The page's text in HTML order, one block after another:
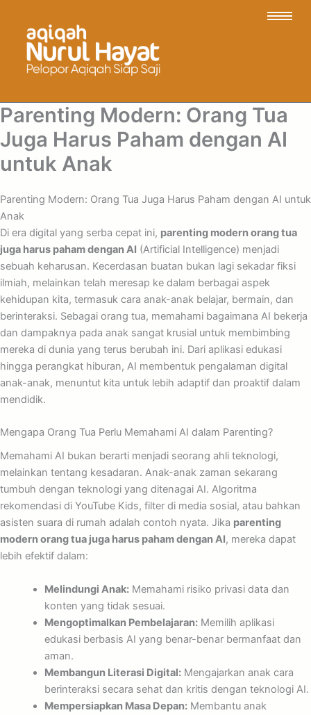
Parenting Modern: Orang Tua
Juga Harus Paham dengan AI
untuk Anak
Parenting Modern: Orang Tua Juga Harus Paham dengan AI untuk
Anak
Di era digital yang serba cepat ini, parenting modern orang tua
juga harus paham dengan AI (Artificial Intelligence) menjadi
sebuah keharusan. Kecerdasan buatan bukan lagi sekadar fiksi
ilmiah, melainkan telah meresap ke dalam berbagai aspek
kehidupan kita, termasuk cara anak-anak belajar, bermain, dan
berinteraksi. Sebagai orang tua, memahami bagaimana AI bekerja
dan dampaknya pada anak sangat krusial untuk membimbing
mereka di dunia yang terus berubah ini. Dari aplikasi edukasi
hingga perangkat hiburan, AI membentuk pengalaman digital
anak-anak, menuntut kita untuk lebih adaptif dan proaktif dalam
mendidik.
Mengapa Orang Tua Perlu Memahami AI dalam Parenting?
Memahami AI bukan berarti menjadi seorang ahli teknologi,
melainkan tentang kesadaran. Anak-anak zaman sekarang
tumbuh dengan teknologi yang ditenagai AI. Algoritma
rekomendasi di YouTube Kids, filter di media sosial, atau bahkan
asisten suara di rumah adalah contoh nyata. Jika parenting
modern orang tua juga harus paham dengan AI, mereka dapat
lebih efektif dalam:
Melindungi Anak:Memahami risiko privasi data dan
konten yang tidak sesuai.
Mengoptimalkan Pembelajaran:Memilih aplikasi
edukasi berbasis AI yang benar-benar bermanfaat dan
aman.
Membangun Literasi Digital:Mengajarkan anak cara
berinteraksi secara sehat dan kritis dengan teknologi AI.
Mempersiapkan Masa Depan:Membantu anak